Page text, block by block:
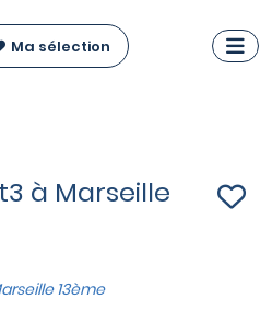
Ma sélection
à Marseille
13ème